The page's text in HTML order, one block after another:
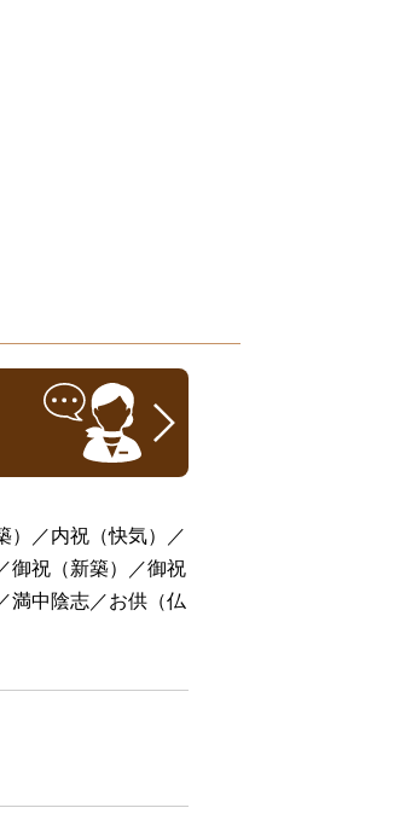
）／内祝（快気）／
御祝（新築）／御祝
満中陰志／お供（仏